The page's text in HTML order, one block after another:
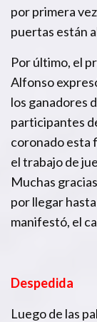
por primera
puertas están
Por último, el
Alfonso
los ganadores
participantes
coronado esta
el trabajo de
Muchas
por llegar
manifestó, el
Despedida
Luego de las